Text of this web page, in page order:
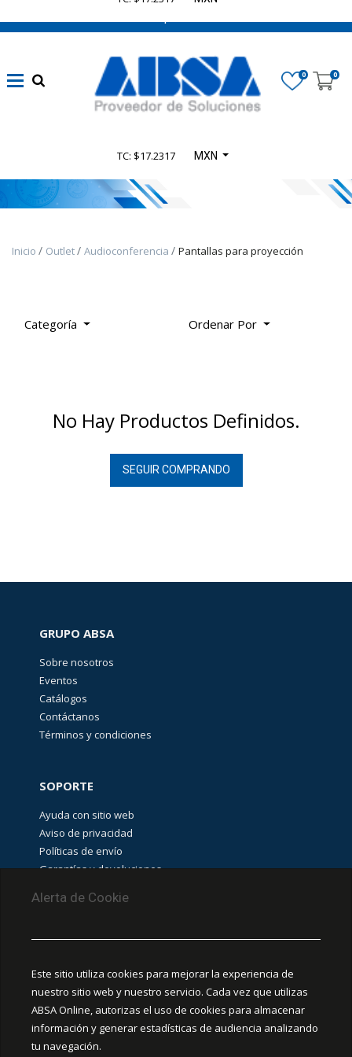
0 0
TC: $17.2317 MXN
Inicio Outlet Audioconferencia Pantallas para proyección
Categoría Ordenar Por
De
PRODUCTOS
No Hay Productos Definidos.
SEGUIR COMPRANDO
Alerta de Cookie
Este sitio utiliza cookies para mejorar la experiencia de
nuestro sitio web y nuestro servicio. Cada vez que utilizas
ABSA Online, autorizas el uso de cookies para almacenar
información y generar estadísticas de audiencia analizando
tu navegación.
GRUPO ABSA
Sobre nosotros
Eventos
Catálogos
Contáctanos
Términos y condiciones
SOPORTE
Ayuda con sitio web
Aviso de privacidad
Políticas de envío
Garantías y devoluciones
PUNTOS DE RECOLECCIÓN
CEDIS Guadalajara
Amapola #380, La Aurora, C.P. 44460 Guadalajara,
Jalisco, MX.
Chihuahua